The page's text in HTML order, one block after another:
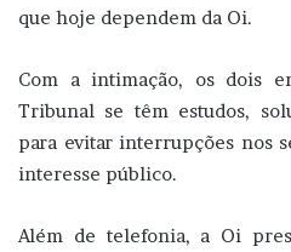
que hoje dependem da Oi.
Com a intimação, os dois
Tribunal se têm estudos,
para evitar interrupções nos
interesse público.
Além de telefonia, a Oi